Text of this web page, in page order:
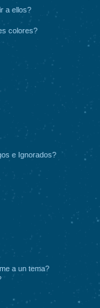
a ellos?
colores?
e Ignorados?
a un tema?